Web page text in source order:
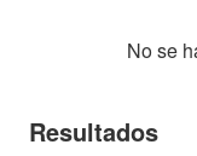
No se
Resultados